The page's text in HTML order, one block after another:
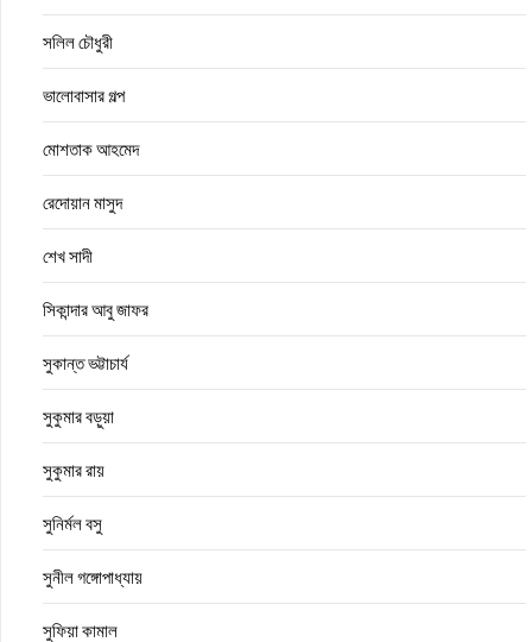
সলিল চৌধুরী
ভালোবাসার গল্প
মোশতাক আহমেদ
রেদোয়ান মাসুদ
শেখ সাদী
সিকান্দার আবু জাফর
সুকান্ত ভট্টাচার্য
সুকুমার বড়ুয়া
সুকুমার রায়
সুনির্মল বসু
সুনীল গঙ্গোপাধ্যায়
সুফিয়া কামাল